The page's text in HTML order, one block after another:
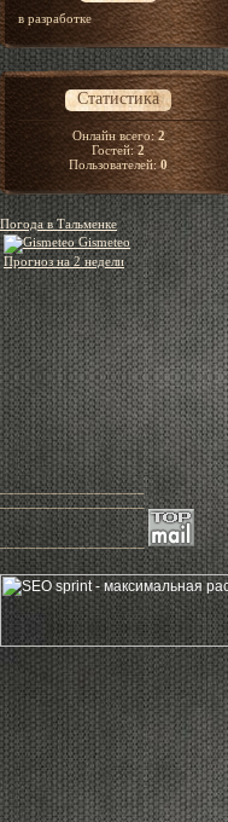
в разработке
Статистика
Онлайн всего:2
Гостей:2
Пользователей:0
Погода в Тальменке
Gismeteo
Прогноз на 2 недели
____________________
____________________
____________________